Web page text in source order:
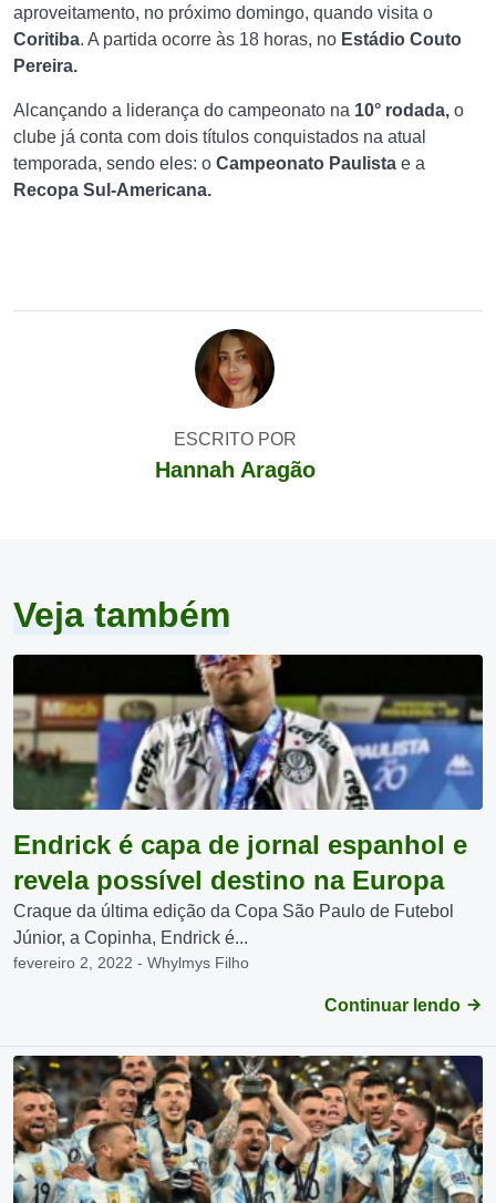
aproveitamento, no próximo domingo, quando visita o
Coritiba. A partida ocorre às 18 horas, no Estádio Couto
Pereira.
Alcançando a liderança do campeonato na 10° rodada, o
clube já conta com dois títulos conquistados na atual
temporada, sendo eles: o Campeonato Paulista e a
Recopa Sul-Americana.
ESCRITO POR
Hannah Aragão
Veja também
Endrick é capa de jornal espanhol e
revela possível destino na Europa
Craque da última edição da Copa São Paulo de Futebol
Júnior, a Copinha, Endrick é...
fevereiro 2, 2022 - Whylmys Filho
Continuar lendo